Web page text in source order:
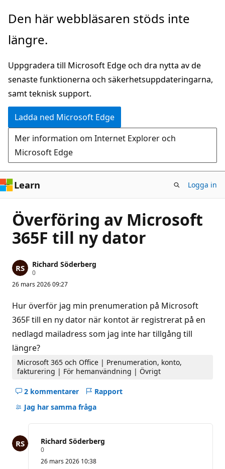
Hoppa
huvudinnehåll
Den här webbläsaren stöds inte
längre.
Uppgradera till Microsoft Edge och dra nytta av de
senaste funktionerna och säkerhetsuppdateringarna,
samt teknisk support.
Ladda ned Microsoft Edge
Mer information om Internet Explorer och
Microsoft Edge
Learn Logga in
Överföring av Microsoft
365F till ny dator
Richard Söderberg
0R
k
e
s
p
o
ä
n
g
26 mars 2026 09:27
Hur överför jag min prenumeration på Microsoft
365F till en ny dator när kontot är registrerat på en
nedlagd mailadress som jag inte har tillgång till
längre?
Microsoft 365 och Office | Prenumeration, konto,
fakturering | För hemanvändning | Övrigt
2 kommentarer
Dölj
kommentarer
här
Rapport
Jag har samma fråga
Richard Söderberg
0R
k
26 mars 2026 10:38